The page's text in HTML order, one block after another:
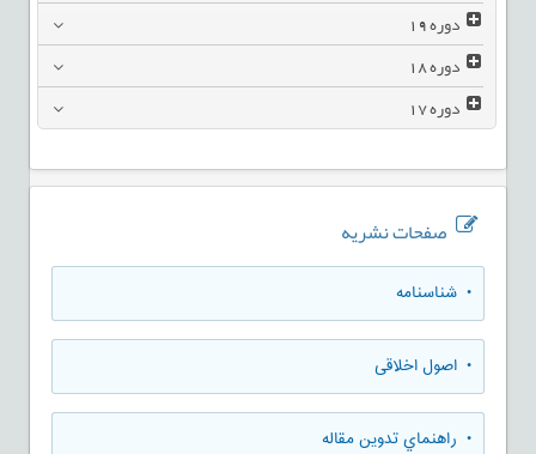
دوره19
دوره18
دوره17
صفحات نشریه
• شناسنامه
• اصول اخلاقی
• راهنماي تدوين مقاله